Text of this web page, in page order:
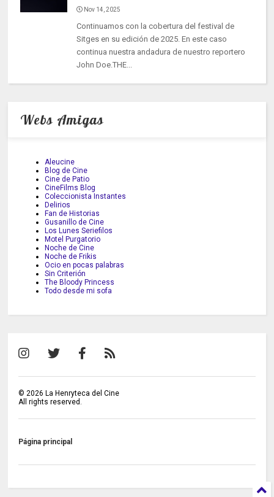
Nov 14, 2025
Continuamos con la cobertura del festival de
Sitges en su edición de 2025. En este caso
continua nuestra andadura de nuestro reportero
John Doe.THE...
Webs Amigas
Aleucine
Blog de Cine
Cine de Patio
CineFilms Blog
Coleccionista Instantes
Delirios
Fan de Historias
Gusanillo de Cine
Los Lunes Seriefilos
Motel Purgatorio
Noche de Cine
Noche de Frikis
Ocio en pocas palabras
Sin Criterión
The Bloody Princess
Todo desde mi sofa
©2026 La Henryteca del Cine
All rights reserved.
Página principal